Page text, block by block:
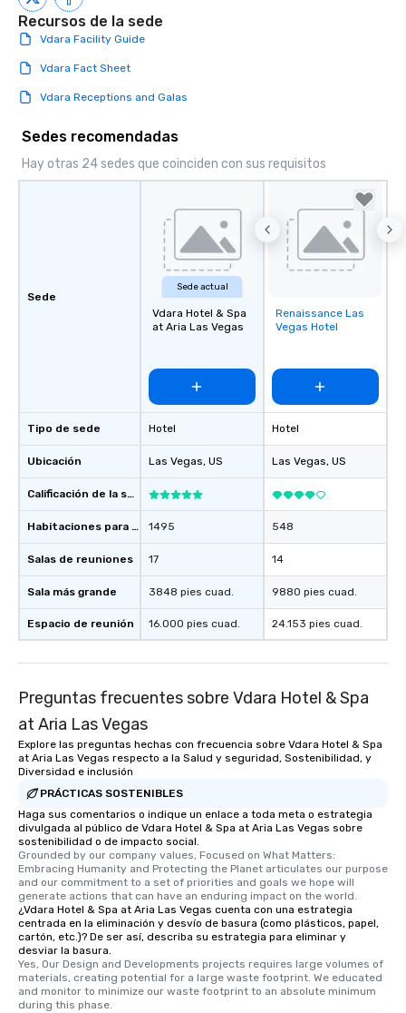
Recursos de la sede
Vdara Facility Guide
Vdara Fact Sheet
Vdara Receptions and Galas
Sedes recomendadas
Hay otras 24 sedes que coinciden con sus requisitos
Sede
Tipo de sede
Ubicación
Calificación de la sede
Habitaciones para huéspedes
Salas de reuniones
Sala más grande
Espacio de reunión
Sede actual
Vdara Hotel & Spa
at Aria Las Vegas
Hotel
Las Vegas, US
1495
17
3848 pies cuad.
16.000 pies cuad.
Removed from
favorites
Renaissance Las
Vegas Hotel
Hotel
Las Vegas, US
548
14
9880 pies cuad.
24.153 pies cuad.
Preguntas frecuentes sobre Vdara Hotel & Spa
at Aria Las Vegas
Explore las preguntas hechas con frecuencia sobre Vdara Hotel & Spa
at Aria Las Vegas respecto a la Salud y seguridad, Sostenibilidad, y
Diversidad e inclusión
PRÁCTICAS SOSTENIBLES
Haga sus comentarios o indique un enlace a toda meta o estrategia
divulgada al público de Vdara Hotel & Spa at Aria Las Vegas sobre
sostenibilidad o de impacto social.
Grounded by our company values, Focused on What Matters:
Embracing Humanity and Protecting the Planet articulates our purpose
and our commitment to a set of priorities and goals we hope will
generate actions that can have an enduring impact on the world.
¿Vdara Hotel & Spa at Aria Las Vegas cuenta con una estrategia
centrada en la eliminación y desvío de basura (como plásticos, papel,
cartón, etc.)? De ser así, describa su estrategia para eliminar y
desviar la basura.
Yes, Our Design and Developments projects requires large volumes of
materials, creating potential for a large waste footprint. We educated
and monitor to minimize our waste footprint to an absolute minimum
during this phase.